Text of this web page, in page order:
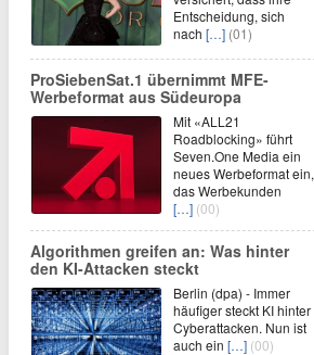
Entscheidung, sich
nach […] (01)
ProSiebenSat.1 übernimmt MFE-
Werbeformat aus Südeuropa
Mit «ALL21
Roadblocking» führt
Seven.One Media ein
neues Werbeformat ein,
das Werbekunden
[…] (00)
Algorithmen greifen an: Was hinter
den KI-Attacken steckt
Berlin (dpa) - Immer
häufiger steckt KI hinter
Cyberattacken. Nun ist
auch ein […] (00)